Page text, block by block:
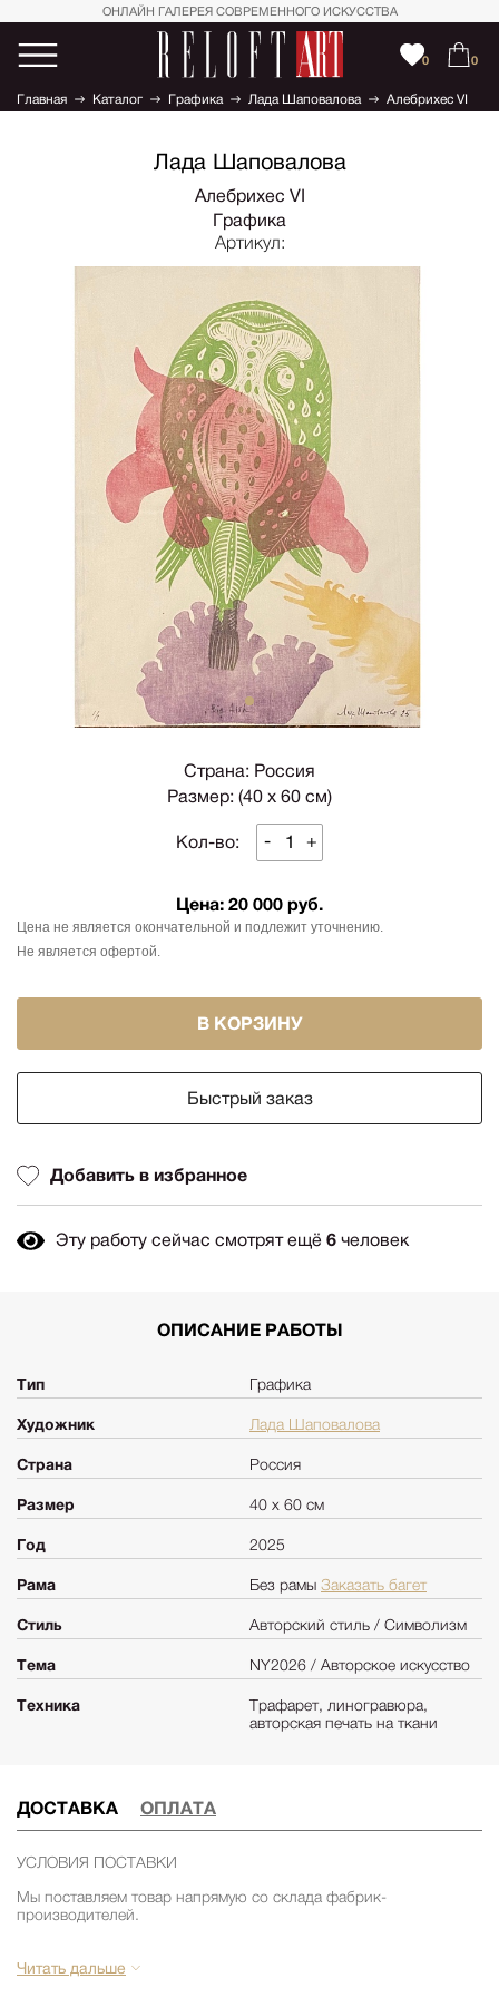
ОНЛАЙН ГАЛЕРЕЯ СОВРЕМЕННОГО ИСКУССТВА
0 0
Главная Каталог Графика Лада Шаповалова Алебрихес VI
ОПИСАНИЕ РАБОТЫ
Тип Графика
Художник Лада Шаповалова
Страна Россия
Размер 40 х 60 см
Год 2025
Рама Без рамы Заказать багет
Стиль Авторский стиль / Символизм
Тема NY2026 / Авторское искусство
Техника
Трафарет, линогравюра,
авторская печать на ткани
ДОСТАВКА ОПЛАТА
УСЛОВИЯ ПОСТАВКИ
Мы поставляем товар напрямую со склада фабрик-
производителей.
наличия товара на складе фабрики. Уточняйте срок поставки
Читать дальше
Лада Шаповалова
Алебрихес VI
Графика
Артикул:
Страна: Россия
Размер: (40 х 60 см)
Кол-во: - +
Цена: 20 000 руб.
Цена не является окончательной и подлежит уточнению.
Не является офертой.
В КОРЗИНУ
Быстрый заказ
Добавить в избранное
Эту работу сейчас смотрят ещё 6 человек